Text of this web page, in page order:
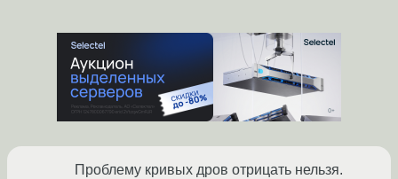
Проблему кривых дров отрицать нельзя.